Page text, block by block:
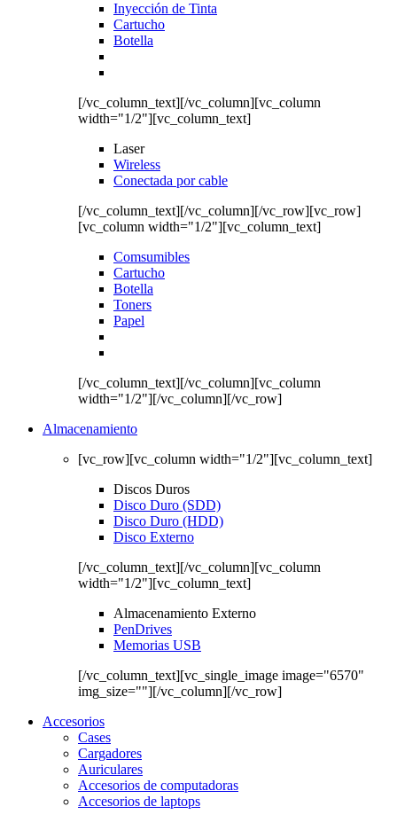
Inyección de Tinta
Cartucho
Botella
[/vc_column_text][/vc_column][vc_column
width="1/2"][vc_column_text]
Laser
Wireless
Conectada por cable
[/vc_column_text][/vc_column][/vc_row][vc_row]
[vc_column width="1/2"][vc_column_text]
Comsumibles
Cartucho
Botella
Toners
Papel
[/vc_column_text][/vc_column][vc_column
width="1/2"][/vc_column][/vc_row]
Almacenamiento
[vc_row][vc_column width="1/2"][vc_column_text]
Discos Duros
Disco Duro (SDD)
Disco Duro (HDD)
Disco Externo
[/vc_column_text][/vc_column][vc_column
width="1/2"][vc_column_text]
Almacenamiento Externo
PenDrives
Memorias USB
[/vc_column_text][vc_single_image image="6570"
img_size=""][/vc_column][/vc_row]
Accesorios
Cases
Cargadores
Auriculares
Accesorios de computadoras
Accesorios de laptops